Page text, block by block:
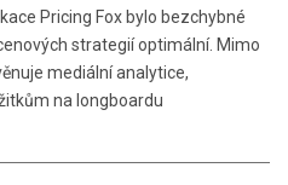
Pricing Fox bylo bezchybné
strategií optimální. Mimo
mediální analytice,
na longboardu